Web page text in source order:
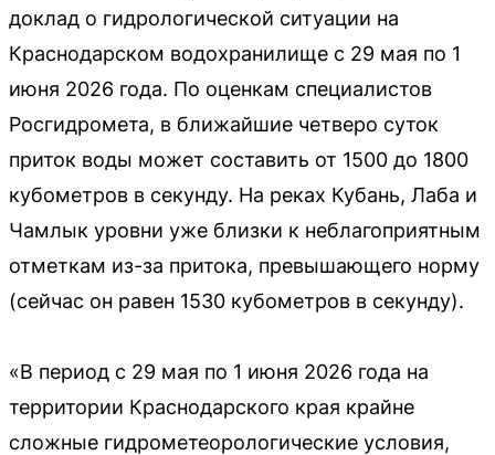
доклад о гидрологической ситуации на
Краснодарском водохранилище с 29 мая по 1
июня 2026 года. По оценкам специалистов
Росгидромета, в ближайшие четверо суток
приток воды может составить от 1500 до 1800
кубометров в секунду. На реках Кубань, Лаба и
Чамлык уровни уже близки к неблагоприятным
отметкам из-за притока, превышающего норму
(сейчас он равен 1530 кубометров в секунду).
«В период с 29 мая по 1 июня 2026 года на
территории Краснодарского края крайне
сложные гидрометеорологические условия,